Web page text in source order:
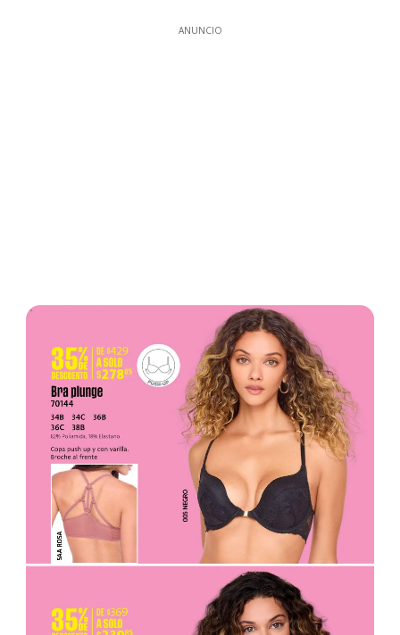
ANUNCIO